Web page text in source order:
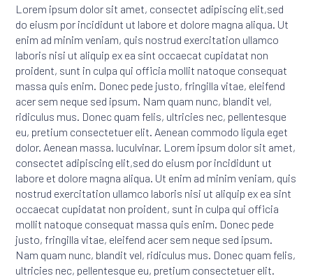
Lorem ipsum dolor sit amet, consectet adipiscing elit,sed
do eiusm por incididunt ut labore et dolore magna aliqua. Ut
enim ad minim veniam, quis nostrud exercitation ullamco
laboris nisi ut aliquip ex ea sint occaecat cupidatat non
proident, sunt in culpa qui officia mollit natoque consequat
massa quis enim. Donec pede justo, fringilla vitae, eleifend
acer sem neque sed ipsum. Nam quam nunc, blandit vel,
ridiculus mus. Donec quam felis, ultricies nec, pellentesque
eu, pretium consectetuer elit. Aenean commodo ligula eget
dolor. Aenean massa. luculvinar. Lorem ipsum dolor sit amet,
consectet adipiscing elit,sed do eiusm por incididunt ut
labore et dolore magna aliqua. Ut enim ad minim veniam, quis
nostrud exercitation ullamco laboris nisi ut aliquip ex ea sint
occaecat cupidatat non proident, sunt in culpa qui officia
mollit natoque consequat massa quis enim. Donec pede
justo, fringilla vitae, eleifend acer sem neque sed ipsum.
Nam quam nunc, blandit vel, ridiculus mus. Donec quam felis,
ultricies nec, pellentesque eu, pretium consectetuer elit.